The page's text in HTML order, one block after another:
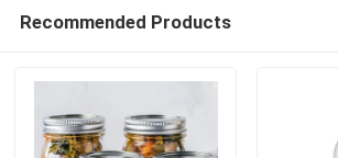
Glasbekers
Recommended Products